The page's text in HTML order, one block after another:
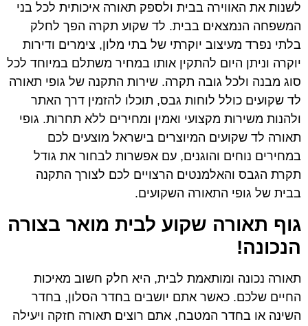
לשנות את האווירה בבית ולספק תאורה איכותית לכל בני
המשפחה הנמצאים בבית. לד שקוע תקרה הפך לחלק
בלתי נפרד מעיצוב יוקרתי של בתי מלון, צימרים ודירות
יוקרה וניתן היום להתקין אותו במחיר משתלם במיוחד לכל
סוג מבנה ולכל גובה תקרה. שירות התקנה של גופי תאורה
לד שקועים כולל לוחות גבס, תוכלו להזמין דרך האתר
ולהנות משירות מקצועי ואמין ומחירים ללא תחרות. גופי
תאורה לד שקועים המיוצרים בישראל מוצעים לכם
במחירים נוחים והוגנים, עם אפשרות לבחור את גודל
תקרת הגבס והאלמנטים הרצויים לכם לצורך התקנה
בבית של גופי התאורה השקועים.
גוף תאורה שקוע לבית מואר בצורה
הנכונה!
תאורה נכונה ומותאמת לבית, היא חלק חשוב מאיכות
החיים שלכם. כאשר אתם יושבים בחדר הסלון, בחדר
השינה או בחדר המטבח, אתם רוצים תאורה חזקה ויעילה